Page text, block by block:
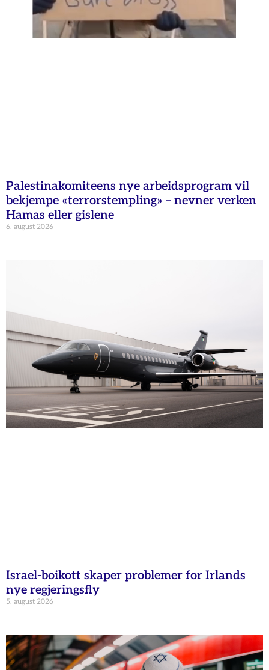
Palestinakomiteens nye arbeidsprogram vil
bekjempe «terrorstempling» – nevner verken
Hamas eller gislene
6. august 2026
Israel-boikott skaper problemer for Irlands
nye regjeringsfly
5. august 2026